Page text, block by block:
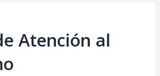
Atención al